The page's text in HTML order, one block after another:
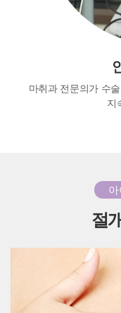
마취과 전문의가 수
지
절